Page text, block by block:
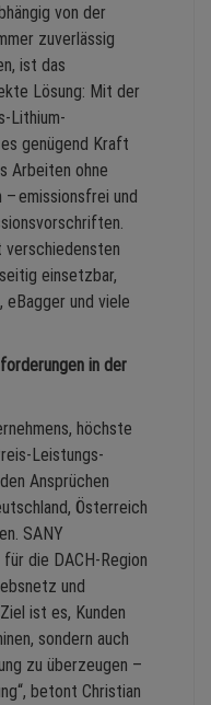
von der
zuverlässig
ist das
Lösung: Mit der
Lithium-
genügend Kraft
Arbeiten ohne
emissionsfrei und
einsetzbar,
eBagger und viele
in der
höchste
Leistungs-
Ansprüchen
Österreich
SANY
die DACH-Region
und
ist es, Kunden
sondern auch
zu überzeugen –
betont Christian